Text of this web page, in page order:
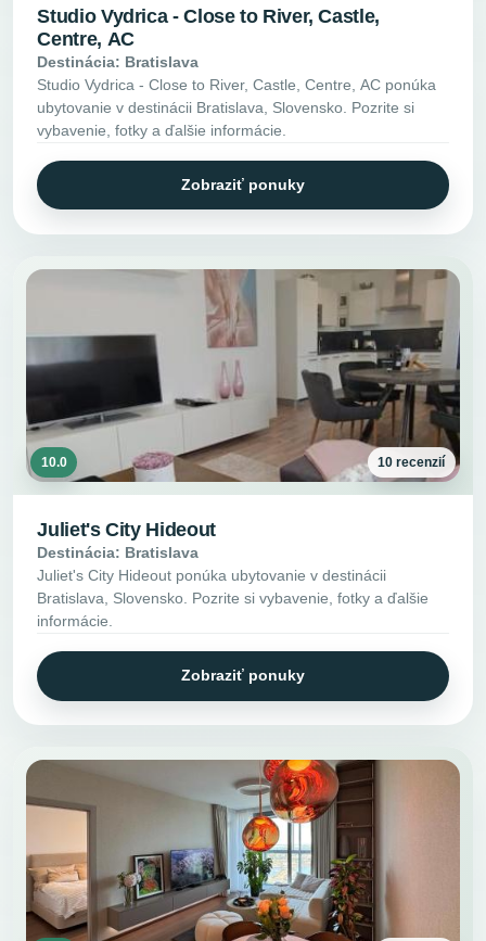
Studio Vydrica - Close to River, Castle,
Centre, AC
Destinácia: Bratislava
Studio Vydrica - Close to River, Castle, Centre, AC ponúka
ubytovanie v destinácii Bratislava, Slovensko. Pozrite si
vybavenie, fotky a ďalšie informácie.
Zobraziť ponuky
10.0 10 recenzií
Juliet's City Hideout
Destinácia: Bratislava
Juliet's City Hideout ponúka ubytovanie v destinácii
Bratislava, Slovensko. Pozrite si vybavenie, fotky a ďalšie
informácie.
Zobraziť ponuky